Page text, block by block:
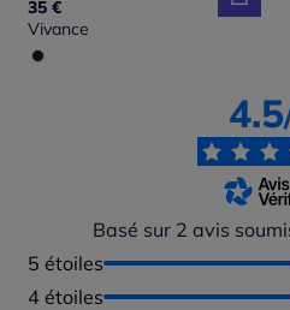
35 €
Vivance
4.5
Basé sur 2 avis
5 étoiles
4 étoiles